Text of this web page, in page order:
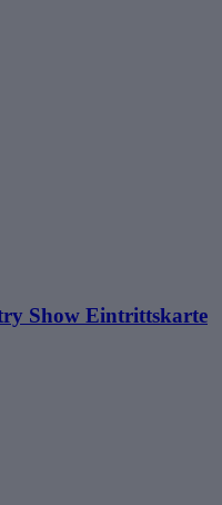
Show Eintrittskarte